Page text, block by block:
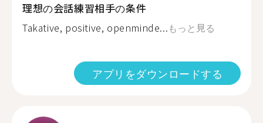
理想の会話練習相手の条件
Takative, positive, openminde...もっと見る
アプリをダウンロードする